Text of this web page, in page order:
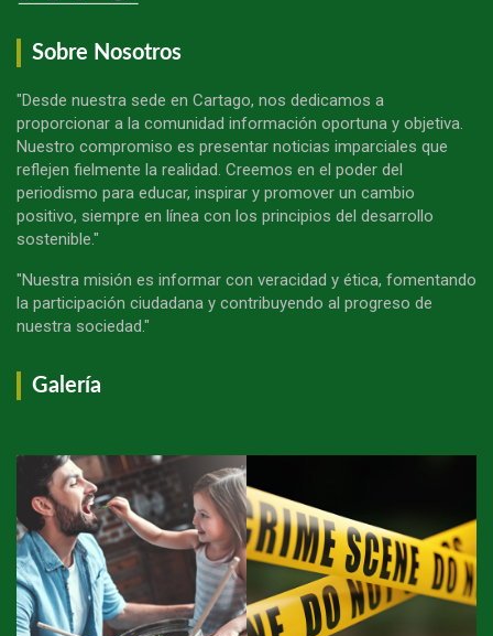
Sobre Nosotros
"Desde nuestra sede en Cartago, nos dedicamos a
proporcionar a la comunidad información oportuna y objetiva.
Nuestro compromiso es presentar noticias imparciales que
reflejen fielmente la realidad. Creemos en el poder del
periodismo para educar, inspirar y promover un cambio
positivo, siempre en línea con los principios del desarrollo
sostenible."
"Nuestra misión es informar con veracidad y ética, fomentando
la participación ciudadana y contribuyendo al progreso de
nuestra sociedad."
Galería